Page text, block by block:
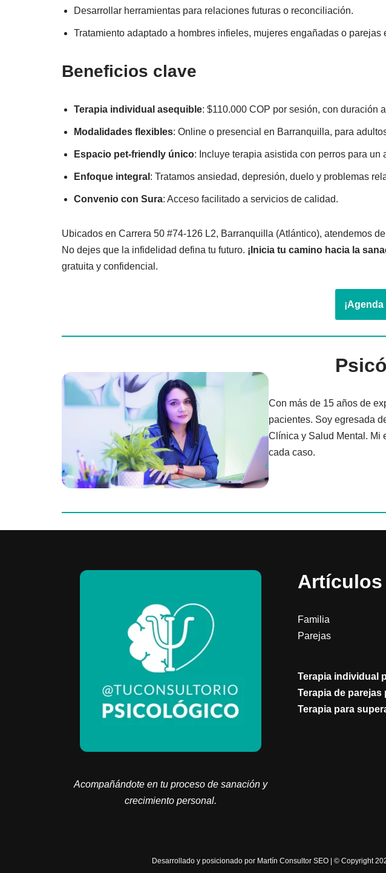
Desarrollar herramientas para relaciones futuras o reconciliación.
Tratamiento adaptado a hombres infieles, mujeres engañadas o parejas
Beneficios clave
Terapia individual asequible: $110.000 COP por sesión, con duración
Modalidades flexibles: Online o presencial en Barranquilla, para
Espacio pet-friendly único: Incluye terapia asistida con perros para
Enfoque integral : Tratamos ansiedad, depresión, duelo y problemas
Convenio con Sura: Acceso facilitado a servicios de calidad.
Ubicados en Carrera 50 #74-126 L2, Barranquilla (Atlántico), atendemos
No dejes que la infidelidad defina tu futuro. ¡Inicia tu camino hacia la
gratuita y confidencial.
Con más de 15 años de
pacientes. Soy egresada
Clínica y Salud Mental. Mi
cada caso.
Acompañándote en tu proceso de sanación y
crecimiento personal.
Artículos
Familia
Parejas
Terapia individual
Terapia de parejas
Terapia para
Desarrollado y posicionado por Martín Consultor SEO | © Copyright